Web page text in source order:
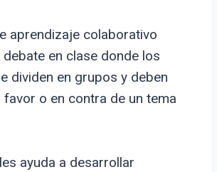
aprendizaje colaborativo
en clase donde los
dividen en grupos y deben
favor o en contra de un tema
ayuda a desarrollar